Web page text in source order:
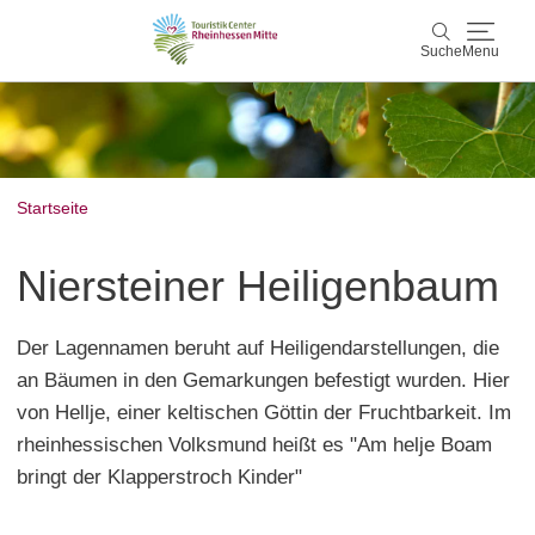
Suche Menu
Suche
Rheinhessen Mitte
Service & Unterkünfte
Karte
KarteRheinhessen Blog
Startseite
Niersteiner Heiligenbaum
Der Lagennamen beruht auf Heiligendarstellungen, die
an Bäumen in den Gemarkungen befestigt wurden. Hier
von Hellje, einer keltischen Göttin der Fruchtbarkeit. Im
rheinhessischen Volksmund heißt es "Am helje Boam
bringt der Klapperstroch Kinder"